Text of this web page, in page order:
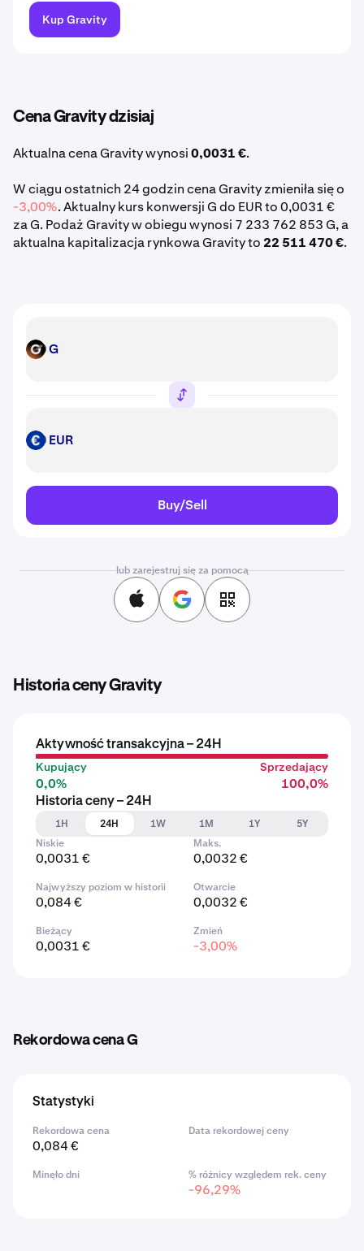
Kup Gravity
Cena Gravity dzisiaj
Aktualna cena Gravity wynosi0,0031 €.
W ciągu ostatnich 24 godzin cena Gravity zmieniła się o
-3,00%. Aktualny kurs konwersji G do EUR to 0,0031 €
za G. Podaż Gravity w obiegu wynosi 7 233 762 853 G, a
aktualna kapitalizacja rynkowa Gravity to 22 511 470 €.
G G
EUR EUR
Buy/Sell
lub zarejestruj się za pomocą
Historia ceny Gravity
Aktywność transakcyjna – 24H
Kupujący
0,0%
Sprzedający
100,0%
Historia ceny – 24H
1H
24H 1W 1M 1Y
5Y
Niskie
0,0031 €
Maks.
0,0032 €
Najwyższy poziom w historii
0,084 €
Otwarcie
0,0032 €
Bieżący
0,0031 €
Zmień
-3,00%
Rekordowa cena G
Statystyki
Rekordowa cena
0,084 €
Data rekordowej ceny
Minęło dni % różnicy względem rek. ceny
-96,29%